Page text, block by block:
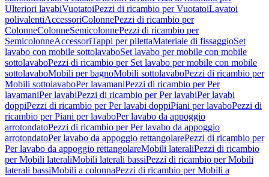
Ulteriori lavabiVuotatoiPezzi di ricambio per VuotatoiLavatoi
polivalentiAccessoriColonnePezzi di ricambio per
ColonneColonneSemicolonnePezzi di ricambio per
SemicolonneAccessoriTappi per pilettaMateriale di fissaggioSet
lavabo con mobile sottolavaboSet lavabo per mobile con mobile
sottolavaboPezzi di ricambio per Set lavabo per mobile con mobile
sottolavaboMobili per bagnoMobili sottolavaboPezzi di ricambio per
Mobili sottolavaboPer lavamaniPezzi di ricambio per Per
lavamaniPer lavabiPezzi di ricambio per Per lavabiPer lavabi
doppiPezzi di ricambio per Per lavabi doppiPiani per lavaboPezzi di
ricambio per Piani per lavaboPer lavabo da appoggio
arrotondatoPezzi di ricambio per Per lavabo da appoggio
arrotondatoPer lavabo da appoggio rettangolarePezzi di ricambio per
Per lavabo da appoggio rettangolareMobili lateraliPezzi di ricambio
per Mobili lateraliMobili laterali bassiPezzi di ricambio per Mobili
laterali bassiMobili a colonnaPezzi di ricambio per Mobili a